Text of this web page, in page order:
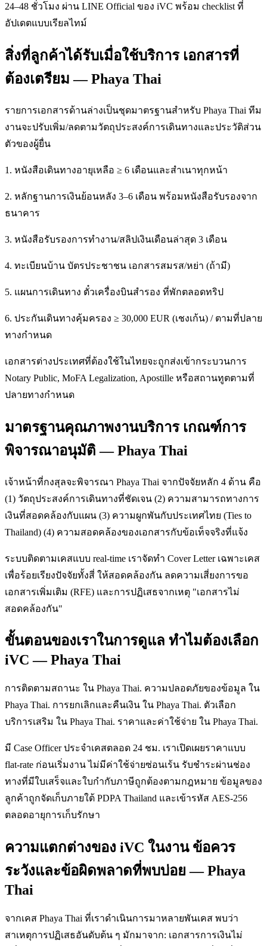
24–48 ชั่วโมง ผ่าน LINE Official ของ iVC พร้อม checklist ที่
อัปเดตแบบเรียลไทม์
สิ่งที่ลูกค้าได้รับเมื่อใช้บริการ เอกสารที่
ต้องเตรียม — Phaya Thai
รายการเอกสารด้านล่างเป็นชุดมาตรฐานสำหรับ Phaya Thai ทีม
งานจะปรับเพิ่ม/ลดตามวัตถุประสงค์การเดินทางและประวัติส่วน
ตัวของผู้ยื่น
1. หนังสือเดินทางอายุเหลือ ≥ 6 เดือนและสำเนาทุกหน้า
2. หลักฐานการเงินย้อนหลัง 3–6 เดือน พร้อมหนังสือรับรองจาก
ธนาคาร
3. หนังสือรับรองการทำงาน/สลิปเงินเดือนล่าสุด 3 เดือน
4. ทะเบียนบ้าน บัตรประชาชน เอกสารสมรส/หย่า (ถ้ามี)
5. แผนการเดินทาง ตั๋วเครื่องบินสำรอง ที่พักตลอดทริป
6. ประกันเดินทางคุ้มครอง ≥ 30,000 EUR (เชงเก้น) / ตามที่ปลาย
ทางกำหนด
เอกสารต่างประเทศที่ต้องใช้ในไทยจะถูกส่งเข้ากระบวนการ
Notary Public, MoFA Legalization, Apostille หรือสถานทูตตามที่
ปลายทางกำหนด
มาตรฐานคุณภาพงานบริการ เกณฑ์การ
พิจารณาอนุมัติ — Phaya Thai
เจ้าหน้าที่กงสุลจะพิจารณา Phaya Thai จากปัจจัยหลัก 4 ด้าน คือ
(1) วัตถุประสงค์การเดินทางที่ชัดเจน (2) ความสามารถทางการ
เงินที่สอดคล้องกับแผน (3) ความผูกพันกับประเทศไทย (Ties to
Thailand) (4) ความสอดคล้องของเอกสารกับข้อเท็จจริงที่แจ้ง
ระบบติดตามเคสแบบ real-time เราจัดทำ Cover Letter เฉพาะเคส
เพื่อร้อยเรียงปัจจัยทั้งสี่ ให้สอดคล้องกัน ลดความเสี่ยงการขอ
เอกสารเพิ่มเติม (RFE) และการปฏิเสธจากเหตุ "เอกสารไม่
สอดคล้องกัน"
ขั้นตอนของเราในการดูแล ทำไมต้องเลือก
iVC — Phaya Thai
การติดตามสถานะ ใน Phaya Thai. ความปลอดภัยของข้อมูล ใน
Phaya Thai. การยกเลิกและคืนเงิน ใน Phaya Thai. ตัวเลือก
บริการเสริม ใน Phaya Thai. ราคาและค่าใช้จ่าย ใน Phaya Thai.
มี Case Officer ประจำเคสตลอด 24 ชม. เราเปิดเผยราคาแบบ
flat-rate ก่อนเริ่มงาน ไม่มีค่าใช้จ่ายซ่อนเร้น รับชำระผ่านช่อง
ทางที่มีใบเสร็จและใบกำกับภาษีถูกต้องตามกฎหมาย ข้อมูลของ
ลูกค้าถูกจัดเก็บภายใต้ PDPA Thailand และเข้ารหัส AES-256
ตลอดอายุการเก็บรักษา
ความแตกต่างของ iVC ในงาน ข้อควร
ระวังและข้อผิดพลาดที่พบบ่อย — Phaya
Thai
จากเคส Phaya Thai ที่เราดำเนินการมาหลายพันเคส พบว่า
สาเหตุการปฏิเสธอันดับต้น ๆ มักมาจาก: เอกสารการเงินไม่